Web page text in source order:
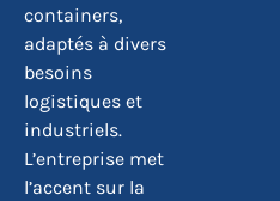
containers,
adaptés à divers
besoins
logistiques et
industriels.
L’entreprise met
l’accent sur la